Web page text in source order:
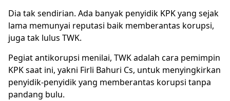
Dia tak sendirian. Ada banyak penyidik KPK yang sejak
lama memunyai reputasi baik memberantas korupsi,
juga tak lulus TWK.
Pegiat antikorupsi menilai, TWK adalah cara pemimpin
KPK saat ini, yakni Firli Bahuri Cs, untuk menyingkirkan
penyidik-penyidik yang memberantas korupsi tanpa
pandang bulu.